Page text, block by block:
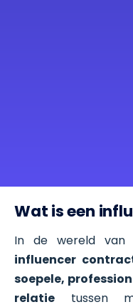
Wat is een
In de wereld van
influencer
soepele,
relatie tussen